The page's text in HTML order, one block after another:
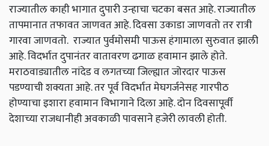
राज्यातील काही भागात दुपारी उन्हाचा चटका बसत आहे. राज्यातील
तापमानात तफावत जाणवत आहे. दिवसा उकाडा जाणवतो तर रात्री
गारवा जाणवतो. राज्यात पुर्वमोसमी पाऊस हंगामाला सुरुवात झाली
आहे. विदर्भात दुपानंतर वातावरण ढगाळ हवामान झाले होते.
मराठवाड्यातील नांदेड व लगतच्या जिल्ह्यात जोरदार पाऊस
पडण्याची शक्यता आहे. तर पूर्व विदर्भात मेघगर्जनेसह गारपीठ
होण्याचा इशारा हवामान विभागाने दिला आहे. दोन दिवसापूर्वी
देशाच्या राजधानीही अवकाळी पावसाने हजेरी लावली होती.